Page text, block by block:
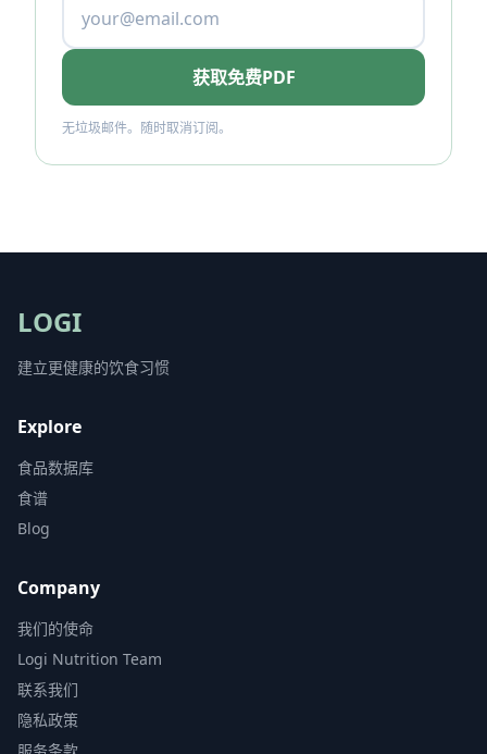
获取免费PDF
无垃圾邮件。随时取消订阅。
LOGI
建立更健康的饮食习惯
Explore
食品数据库
食谱
Blog
Company
我们的使命
Logi Nutrition Team
联系我们
隐私政策